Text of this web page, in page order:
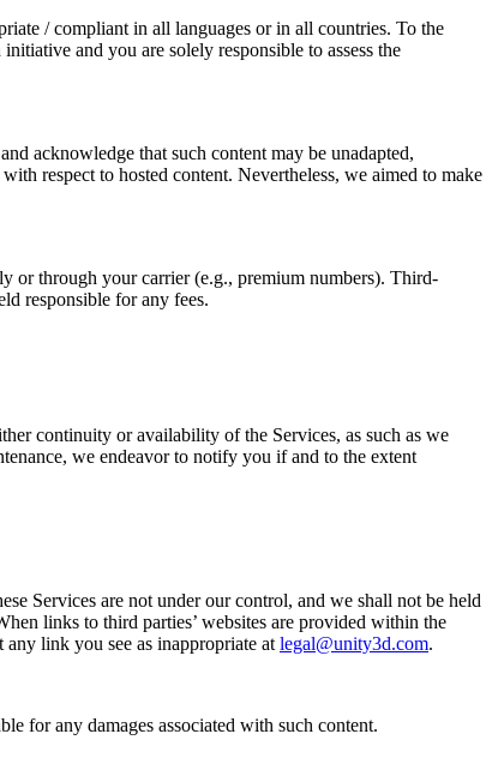
/ compliant in all languages or in all countries. To the
and you are solely responsible to assess the
acknowledge that such content may be unadapted,
respect to hosted content. Nevertheless, we aimed to make
or through your carrier (e.g., premium numbers). Third-
responsible for any fees.
continuity or availability of the Services, as such as we
we endeavor to notify you if and to the extent
Services are not under our control, and we shall not be held
links to third parties’ websites are provided within the
link you see as inappropriate at legal@unity3d.com.
for any damages associated with such content.